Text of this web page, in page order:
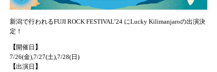
新潟で行われるFUJI ROCK FESTIVAL’24 にLucky Kilimanjaroの出演決
定！
【開催日 】
7/26(金),7/27(土),7/28(日)
【出演日 】